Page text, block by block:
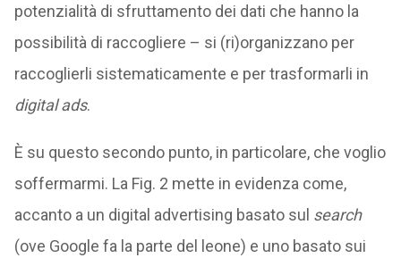
potenzialità di sfruttamento dei dati che hanno la
possibilità di raccogliere – si (ri)organizzano per
raccoglierli sistematicamente e per trasformarli in
digital ads.
È su questo secondo punto, in particolare, che voglio
soffermarmi. La Fig. 2 mette in evidenza come,
accanto a un digital advertising basato sul search
(ove Google fa la parte del leone) e uno basato sui